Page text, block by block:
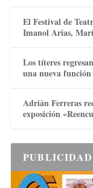
El Festival de
Imanol Arias,
Los títeres
una nueva
Adrián Ferreras
exposición
PUBLICIDAD